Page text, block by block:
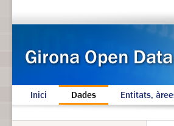
Inici Dades Entitats,